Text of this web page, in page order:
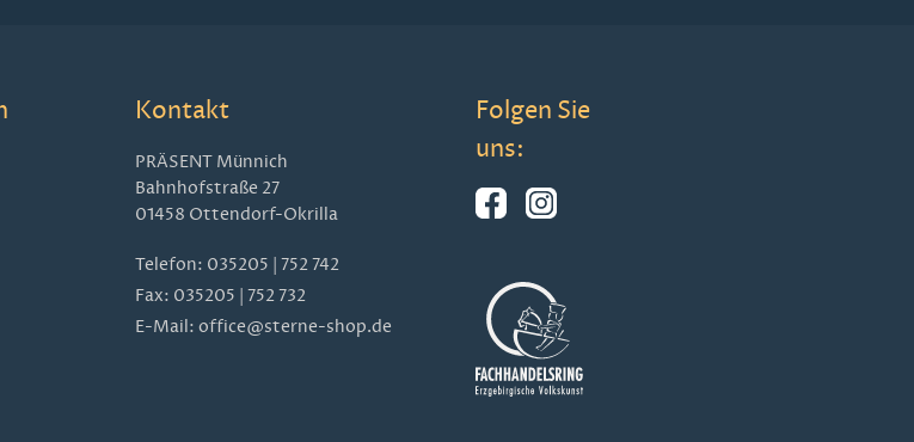
Kontakt
PRÄSENT Münnich
Bahnhofstraße 27
01458 Ottendorf-Okrilla
Telefon: 035205 | 752 742
Fax: 035205 | 752 732
E-Mail: office@sterne-shop.de
Folgen Sie
uns: